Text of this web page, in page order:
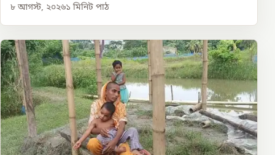
৮ আগস্ট, ২০২৬১ মিনিট পাঠ